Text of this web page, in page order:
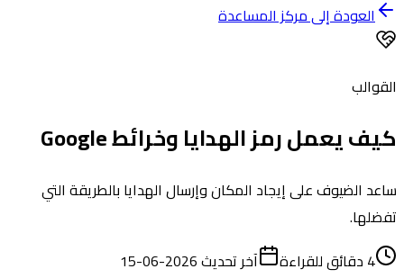
العودة إلى مركز المساعدة
القوالب
كيف يعمل رمز الهدايا وخرائط Google
ساعد الضيوف على إيجاد المكان وإرسال الهدايا بالطريقة التي
تفضلها.
4 دقائق للقراءة
آخر تحديث2026-06-15